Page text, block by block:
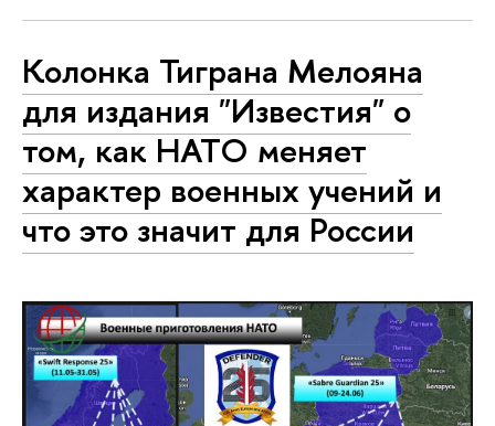
Колонка Тиграна Мелояна
для издания "Известия" о
том, как НАТО меняет
характер военных учений и
что это значит для России